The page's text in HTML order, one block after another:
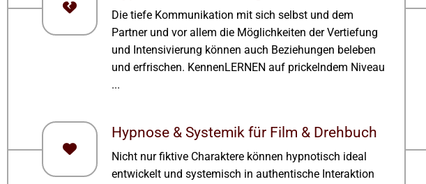
Die tiefe Kommunikation mit sich selbst und dem
Partner und vor allem die Möglichkeiten der Vertiefung
und Intensivierung können auch Beziehungen beleben
und erfrischen. KennenLERNEN auf prickelndem Niveau
...
Hypnose & Systemik für Film & Drehbuch
Nicht nur fiktive Charaktere können hypnotisch ideal
entwickelt und systemisch in authentische Interaktion